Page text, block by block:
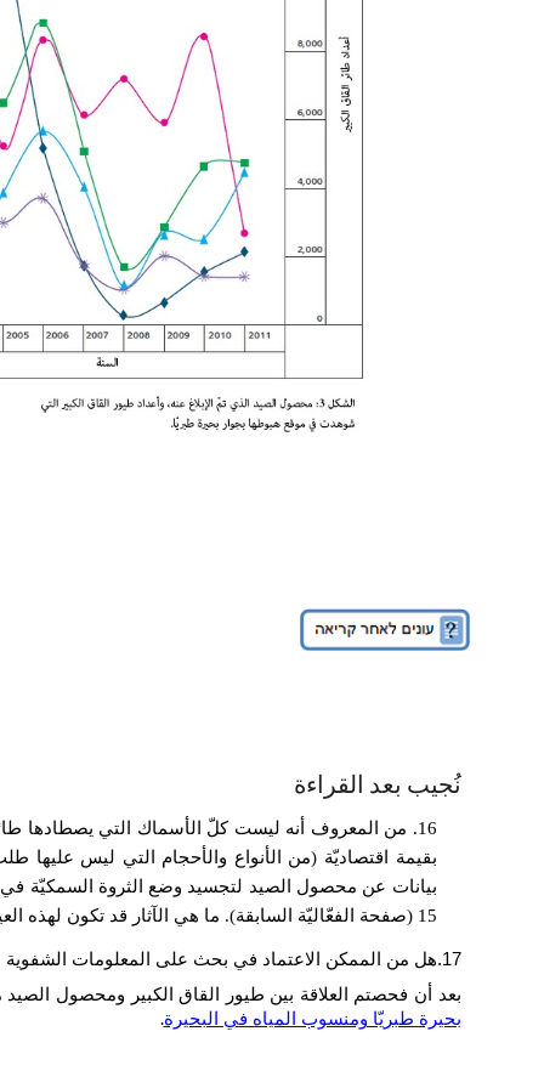
نُجيب بعد القراءة
16. من المعروف أنه ليست كلّ الأسماك التي يصطادها
بقيمة اقتصاديّة (من الأنواع والأحجام التي ليس
بيانات عن محصول الصيد لتجسيد وضع الثروة السمكيّة في
15 (صفحة الفعّاليّة السابقة). ما هي الآثار قد تكون لهذه العيوب على مصداقيّة النتائج والاستنتاجات من دراسة شكيدي وزملائه؟
17. هل من الممكن الاعتماد في بحث على المعلومات
بعد أن فحصتم العلاقة بين طيور القاق الكبير ومحصول الصيد
بحيرة طبريّا ومنسوب المياه في البحيرة.